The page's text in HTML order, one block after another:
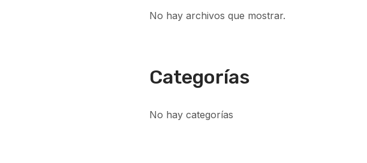
No hay archivos que mostrar.
Categorías
No hay categorías